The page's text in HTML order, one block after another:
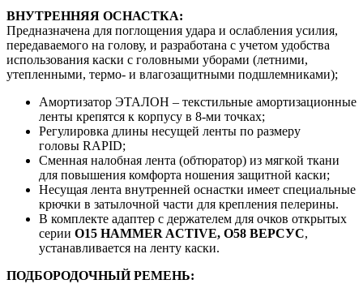
ВНУТРЕННЯЯ ОСНАСТКА:
Предназначена для поглощения удара и ослабления усилия,
передаваемого на голову, и разработана с учетом удобства
использования каски с головными уборами (летними,
утепленными, термо- и влагозащитными подшлемниками);
Амортизатор ЭТАЛОН – текстильные амортизационные
ленты крепятся к корпусу в 8-ми точках;
Регулировка длины несущей ленты по размеру
головы RAPID;
Сменная налобная лента (обтюратор) из мягкой ткани
для повышения комфорта ношения защитной каски;
Несущая лента внутренней оснастки имеет специальные
крючки в затылочной части для крепления пелерины.
В комплекте адаптер с держателем для очков открытых
серии О15 HAMMER ACTIVE, О58 ВЕРСУС,
устанавливается на ленту каски.
ПОДБОРОДОЧНЫЙ РЕМЕНЬ: